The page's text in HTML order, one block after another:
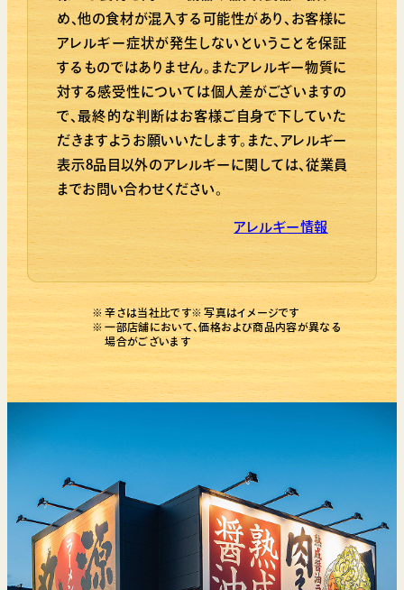
め、他の食材が混入する可能性があり、お客様に
アレルギー症状が発生しないということを保証
するものではありません。またアレルギー物質に
対する感受性については個人差がございますの
で、最終的な判断はお客様ご自身で下していた
だきますようお願いいたします。また、アレルギー
表示8品目以外のアレルギーに関しては、従業員
までお問い合わせください。
アレルギー情報
辛さは当社比です
写真はイメージです
一部店舗において、価格および商品内容が異なる
場合がございます